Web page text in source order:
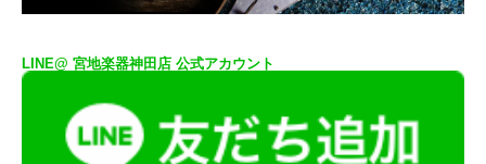
LINE@ 宮地楽器神田店 公式アカウント